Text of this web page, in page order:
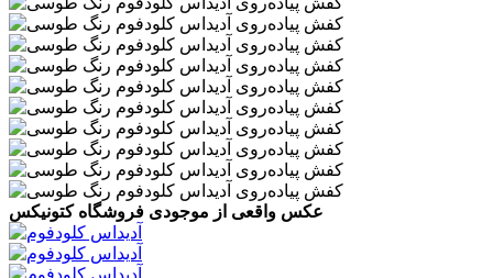
عکس واقعی از موجودی فروشگاه کتونیکس